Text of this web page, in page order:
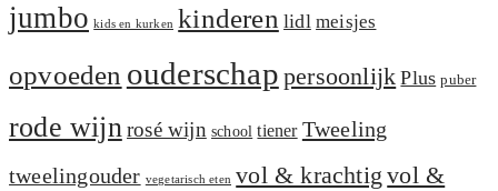
jumbo kids en kurken kinderen lidl meisjes
opvoeden ouderschap persoonlijk Plus puber
rode wijn rosé wijn school tiener Tweeling
tweelingouder vegetarisch eten vol & krachtig vol &